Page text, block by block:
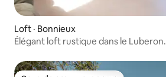
Loft · Bonnieux
Élégant loft rustique dans le Luberon.